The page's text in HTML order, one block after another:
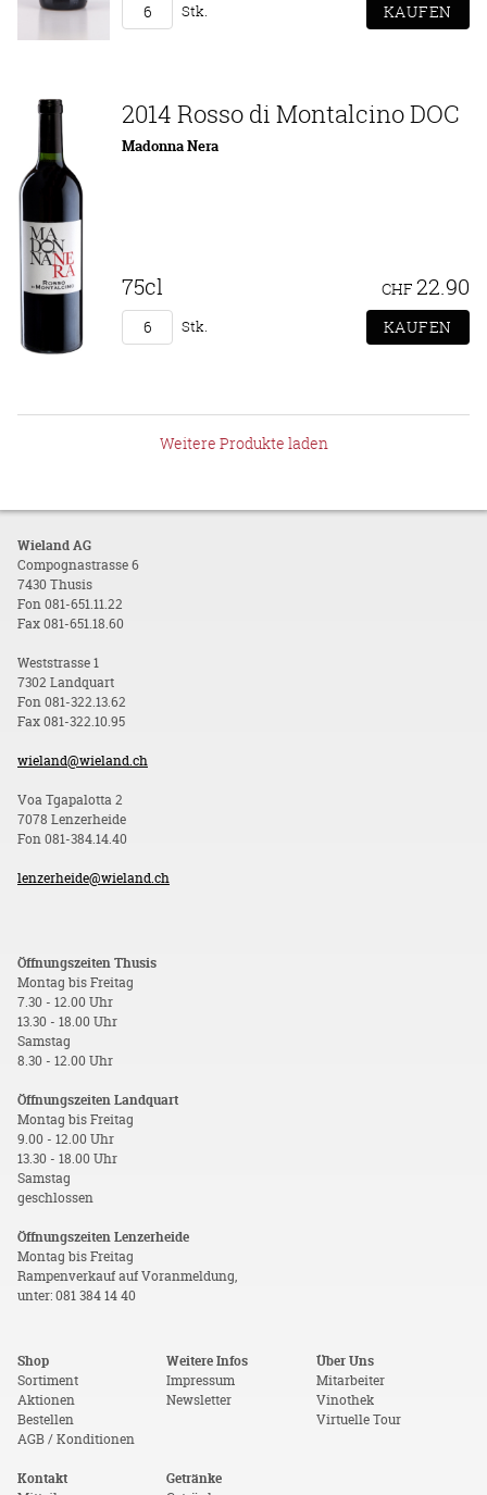
Stk.
2014 Rosso di Montalcino DOC
Madonna Nera
75cl CHF 22.90
Stk.
Weitere Produkte laden
Wieland AG
Compognastrasse 6
7430 Thusis
Fon 081-651.11.22
Fax 081-651.18.60
Weststrasse 1
7302 Landquart
Fon 081-322.13.62
Fax 081-322.10.95
wieland@wieland.ch
Voa Tgapalotta 2
7078 Lenzerheide
Fon 081-384.14.40
lenzerheide@wieland.ch
Öffnungszeiten Thusis
Montag bis Freitag
7.30 - 12.00 Uhr
13.30 - 18.00 Uhr
Samstag
8.30 - 12.00 Uhr
Öffnungszeiten Landquart
Montag bis Freitag
9.00 - 12.00 Uhr
13.30 - 18.00 Uhr
Samstag
geschlossen
Öffnungszeiten Lenzerheide
Montag bis Freitag
Rampenverkauf auf Voranmeldung,
unter: 081 384 14 40
Shop
Sortiment
Aktionen
Bestellen
AGB / Konditionen
Weitere Infos
Impressum
Newsletter
Über Uns
Mitarbeiter
Vinothek
Virtuelle Tour
Kontakt
Getränke